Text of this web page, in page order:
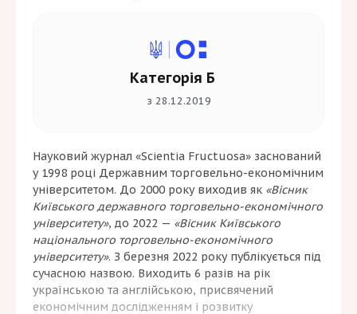
Науковий журнал «Scientia Fructuosa» заснований
у 1998 році Державним торговельно-економічним
університетом. До 2000 року виходив як «Вісник
Київського державного торговельно-економічного
університету», до 2022 — «Вісник Київського
національного торговельно-економічного
університету». З березня 2022 року публікується під
сучасною назвою. Виходить 6 разів на рік
українською та англійською, присвячений
економічним дослідженням і розвитку
Категорія Б
з 28.12.2019